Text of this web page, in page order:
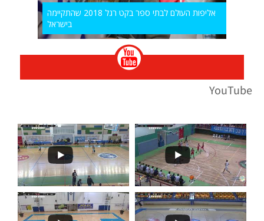
אליפות העולם לבתי ספר בקט רגל 2018 שהתקיימה
בישראל
YouTube